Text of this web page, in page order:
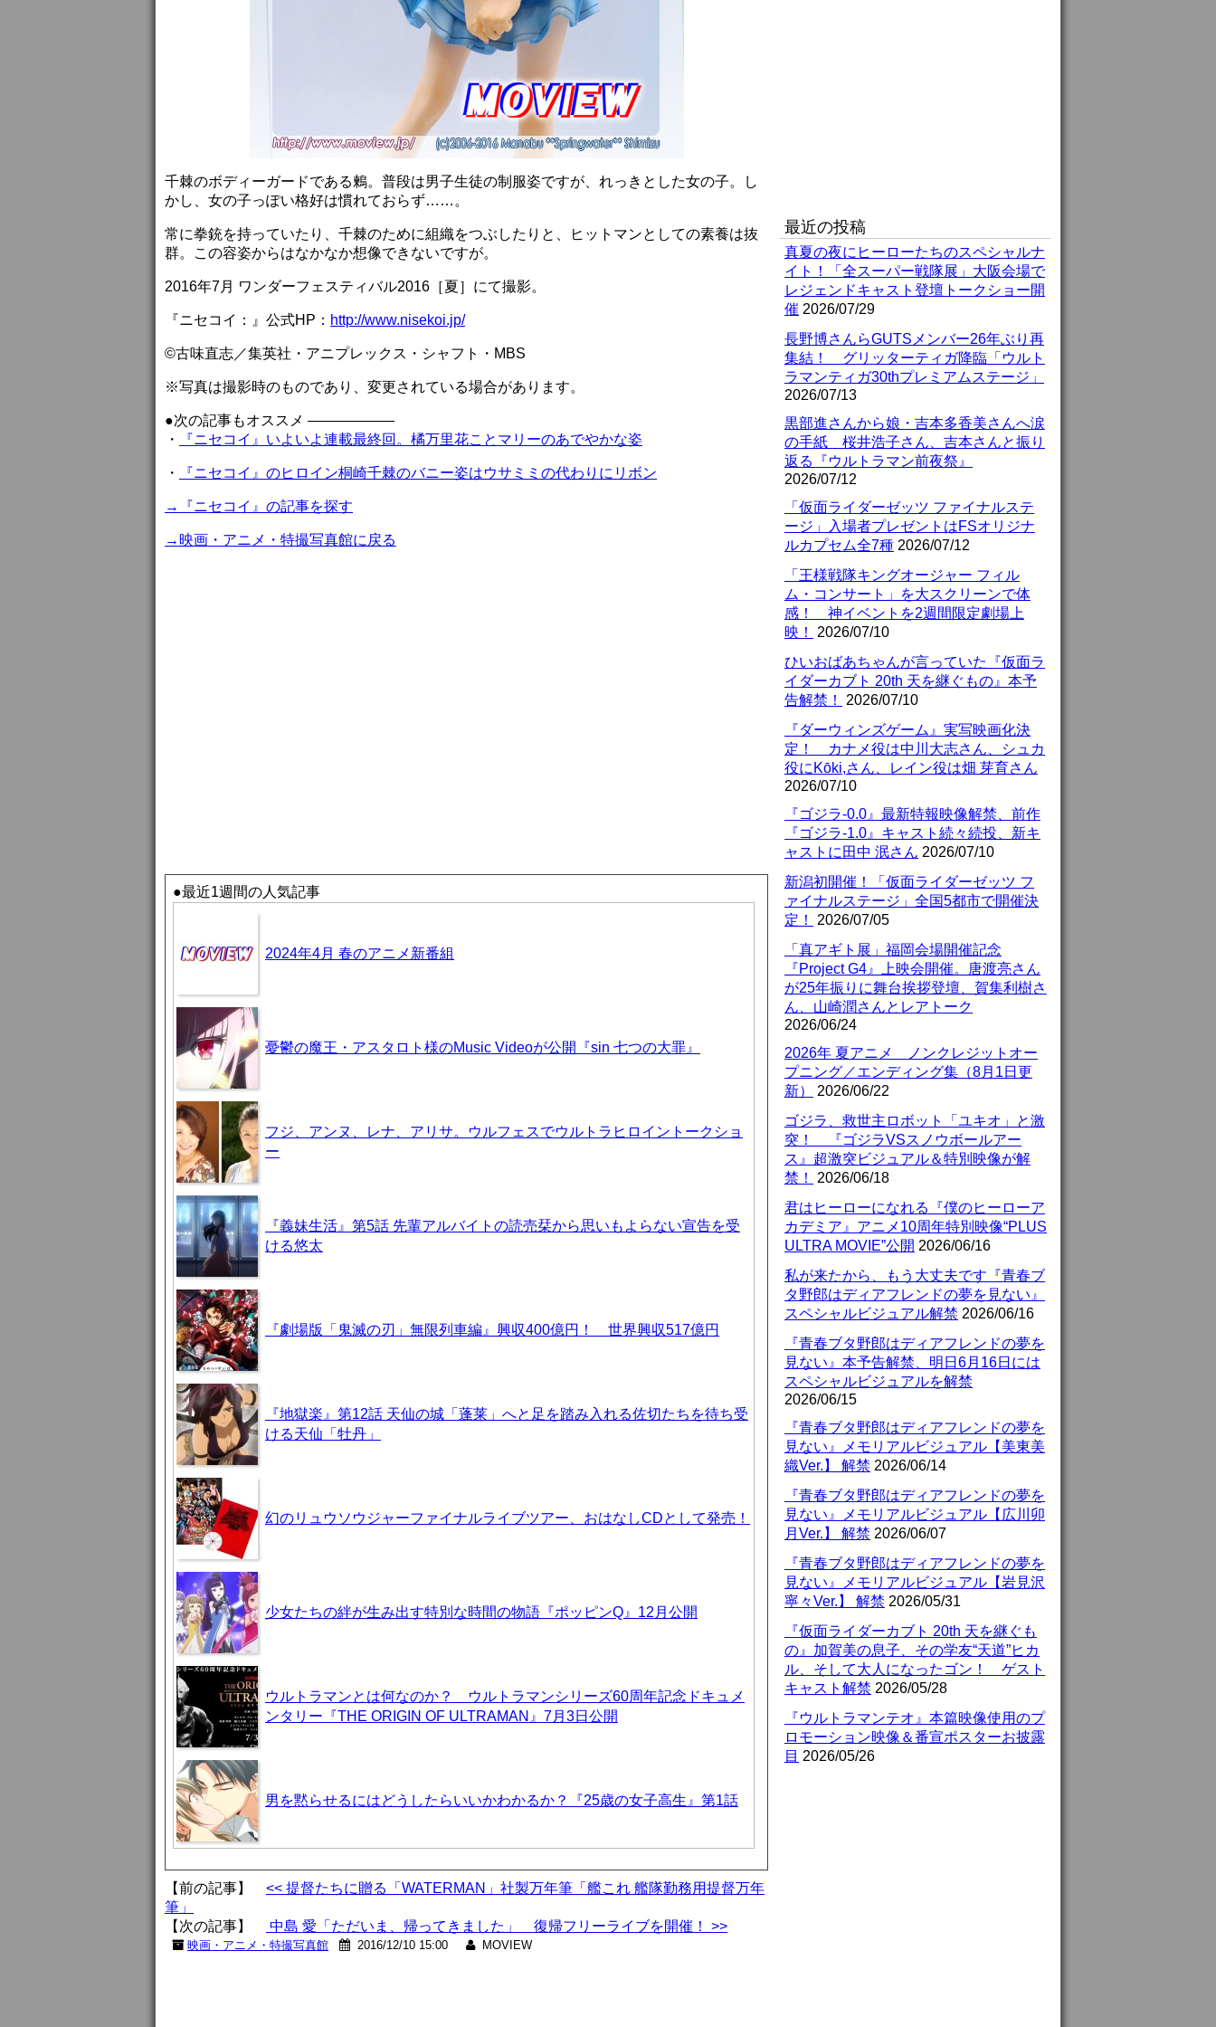
千棘のボディーガードである鶫。普段は男子生徒の制服姿ですが、れっきとした女の子。し
かし、女の子っぽい格好は慣れておらず……。
常に拳銃を持っていたり、千棘のために組織をつぶしたりと、ヒットマンとしての素養は抜
群。この容姿からはなかなか想像できないですが。
2016年7月 ワンダーフェスティバル2016［夏］にて撮影。
『ニセコイ：』公式HP： http://www.nisekoi.jp/
©古味直志／集英社・アニプレックス・シャフト・MBS
※写真は撮影時のものであり、変更されている場合があります。
●次の記事もオススメ ——————
・
『ニセコイ』いよいよ連載最終回。橘万里花ことマリーのあでやかな姿
・ 『ニセコイ』のヒロイン桐崎千棘のバニー姿はウサミミの代わりにリボン
→『ニセコイ』の記事を探す
→映画・アニメ・特撮写真館に戻る
●最近1週間の人気記事
2024年4月 春のアニメ新番組
憂鬱の魔王・アスタロト様のMusic Videoが公開『sin 七つの大罪』
フジ、アンヌ、レナ、アリサ。ウルフェスでウルトラヒロイントークショ
ー
『義妹生活』第5話 先輩アルバイトの読売栞から思いもよらない宣告を受
ける悠太
『劇場版「鬼滅の刃」無限列車編』興収400億円！ 世界興収517億円
『地獄楽』第12話 天仙の城「蓬莱」へと足を踏み入れる佐切たちを待ち受
ける天仙「牡丹」
幻のリュウソウジャーファイナルライブツアー、おはなしCDとして発売！
少女たちの絆が生み出す特別な時間の物語『ポッピンQ』12月公開
ウルトラマンとは何なのか？ ウルトラマンシリーズ60周年記念ドキュメ
ンタリー『THE ORIGIN OF ULTRAMAN』7月3日公開
男を黙らせるにはどうしたらいいかわかるか？『25歳の女子高生』第1話
【前の記事】 << 提督たちに贈る「WATERMAN」社製万年筆「艦これ 艦隊勤務用提督万年
筆」
【次の記事】
中島 愛「ただいま、帰ってきました」 復帰フリーライブを開催！ >>
映画・アニメ・特撮写真館 2016/12/10 15:00 MOVIEW
最近の投稿
真夏の夜にヒーローたちのスペシャルナ
イト！「全スーパー戦隊展」大阪会場で
レジェンドキャスト登壇トークショー開
催 2026/07/29
長野博さんらGUTSメンバー26年ぶり再
集結！ グリッターティガ降臨「ウルト
ラマンティガ30thプレミアムステージ」
2026/07/13
黒部進さんから娘・吉本多香美さんへ涙
の手紙 桜井浩子さん、吉本さんと振り
返る『ウルトラマン前夜祭』
2026/07/12
「仮面ライダーゼッツ ファイナルステ
ージ」入場者プレゼントはFSオリジナ
ルカプセム全7種 2026/07/12
「王様戦隊キングオージャー フィル
ム・コンサート」を大スクリーンで体
感！ 神イベントを2週間限定劇場上
映！
2026/07/10
ひいおばあちゃんが言っていた『仮面ラ
イダーカブト 20th 天を継ぐもの』本予
告解禁！
2026/07/10
『ダーウィンズゲーム』実写映画化決
定！ カナメ役は中川大志さん、シュカ
役にKōki,さん、レイン役は畑 芽育さん
2026/07/10
『ゴジラ-0.0』最新特報映像解禁、前作
『ゴジラ-1.0』キャスト続々続投、新キ
ャストに田中 泯さん 2026/07/10
新潟初開催！「仮面ライダーゼッツ フ
ァイナルステージ」全国5都市で開催決
定！
2026/07/05
「真アギト展」福岡会場開催記念
『Project G4』上映会開催。唐渡亮さん
が25年振りに舞台挨拶登壇、賀集利樹さ
ん、山崎潤さんとレアトーク
2026/06/24
2026年 夏アニメ ノンクレジットオー
プニング／エンディング集（8月1日更
新）
2026/06/22
ゴジラ、救世主ロボット「ユキオ」と激
突！ 『ゴジラVSスノウボールアー
ス』超激突ビジュアル＆特別映像が解
禁！
2026/06/18
君はヒーローになれる『僕のヒーローア
カデミア』アニメ10周年特別映像“PLUS
ULTRA MOVIE”公開 2026/06/16
私が来たから、もう大丈夫です『青春ブ
タ野郎はディアフレンドの夢を見ない』
スペシャルビジュアル解禁 2026/06/16
『青春ブタ野郎はディアフレンドの夢を
見ない』本予告解禁、明日6月16日には
スペシャルビジュアルを解禁
2026/06/15
『青春ブタ野郎はディアフレンドの夢を
見ない』メモリアルビジュアル【美東美
織Ver.】 解禁 2026/06/14
『青春ブタ野郎はディアフレンドの夢を
見ない』メモリアルビジュアル【広川卯
月Ver.】 解禁 2026/06/07
『青春ブタ野郎はディアフレンドの夢を
見ない』メモリアルビジュアル【岩見沢
寧々Ver.】 解禁 2026/05/31
『仮面ライダーカブト 20th 天を継ぐも
の』加賀美の息子、その学友“天道”ヒカ
ル、そして大人になったゴン！ ゲスト
キャスト解禁 2026/05/28
『ウルトラマンテオ』本篇映像使用のプ
ロモーション映像＆番宣ポスターお披露
目 2026/05/26